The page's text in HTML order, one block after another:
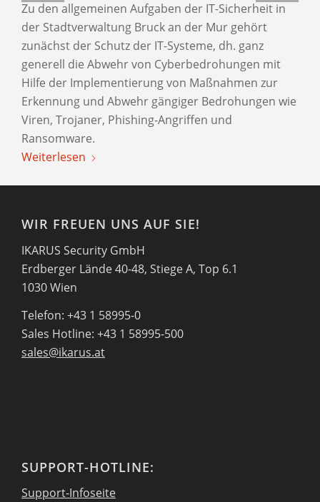
Zu den allgemeinen Aufgaben der IT-Sicherheit in
der Stadtverwaltung Bruck an der Mur gehört
zunächst der Schutz der IT-Systeme, dh. ganz
generell die Abwehr von Cyberbedrohungen mit
Hilfe der Implementierung von Maßnahmen zur
Erkennung und Abwehr gängiger Bedrohungen wie
Viren, Trojaner, Phishing-Angriffen und
Ransomware.
Weiterlesen
WIR FREUEN UNS AUF SIE!
IKARUS Security GmbH
Erdberger Lände 40-48, Stiege A, Top 6.1
1030 Wien
Telefon: +43 1 58995-0
Sales Hotline: +43 1 58995-500
sales@ikarus.at
SUPPORT-HOTLINE:
Support-Infoseite